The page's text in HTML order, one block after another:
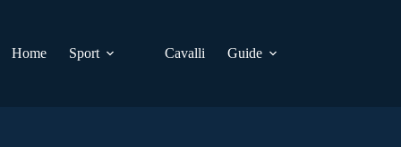
Home Sport Cavalli Guide